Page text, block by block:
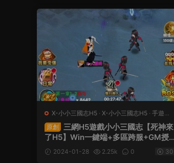
X-小小三國志H5 · X-小小三國志H5 · 手遊服
務端 ·頁遊服務端
原創
三網H5遊戲小小三國志【死神來
了H5】Win一鍵端+多區跨服+GM授
權後台+架設教程
2024-01-28 2.25k 0 30